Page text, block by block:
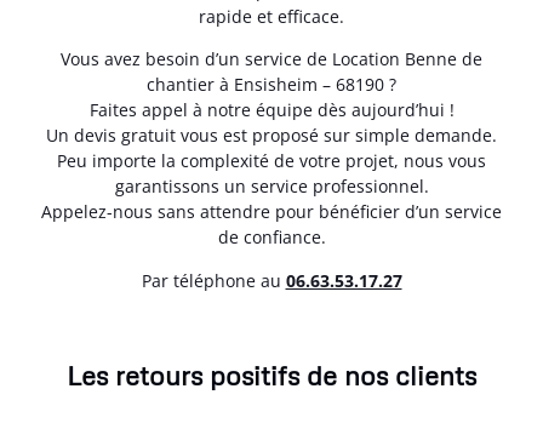
rapide et efficace.
Vous avez besoin d’un service de Location Benne de
chantier à Ensisheim – 68190 ?
Faites appel à notre équipe dès aujourd’hui !
Un devis gratuit vous est proposé sur simple demande.
Peu importe la complexité de votre projet, nous vous
garantissons un service professionnel.
Appelez-nous sans attendre pour bénéficier d’un service
de confiance.
Par téléphone au 06.63.53.17.27
Les retours positifs de nos clients